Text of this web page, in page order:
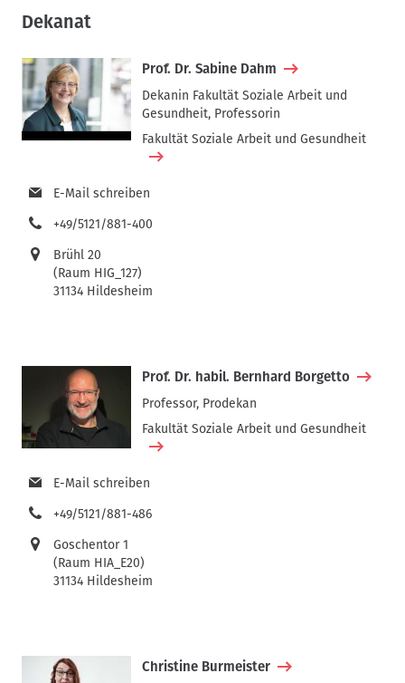
Dekanat
Prof. Dr. Sabine Dahm
Dekanin Fakultät Soziale Arbeit und
Gesundheit, Professorin
Fakultät Soziale Arbeit und Gesundheit
E-Mail schreiben
+49/5121/881-400
Brühl 20
(Raum HIG_127)
31134 Hildesheim
Prof. Dr. habil. Bernhard Borgetto
Professor, Prodekan
Fakultät Soziale Arbeit und Gesundheit
E-Mail schreiben
+49/5121/881-486
Goschentor 1
(Raum HIA_E20)
31134 Hildesheim
Christine Burmeister